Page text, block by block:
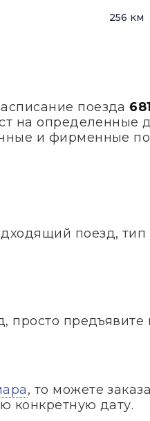
256 км
поезда
на определенные
и фирменные
поезд, тип
просто
, то можете
конкретную дату.